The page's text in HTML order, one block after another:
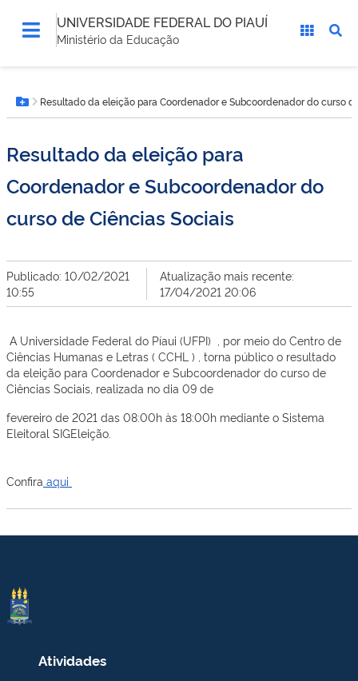
UNIVERSIDADE FEDERAL DO PIAUÍ
Ministério da Educação
está
aqui:Botão Menu
Resultado da eleição para Coordenador e Subcoordenador do curso
Resultado da eleição para
Coordenador e Subcoordenador do
curso de Ciências Sociais
Publicado: 10/02/2021
10:55
Atualização mais recente:
17/04/2021 20:06
A Universidade Federal do Píaui (UFPI) , por meio do Centro de
Ciências Humanas e Letras ( CCHL ) , torna público o resultado
da eleição para Coordenador e Subcoordenador do curso de
Ciências Sociais, realizada no dia 09 de
fevereiro de 2021 das 08:00h às 18:00h mediante o Sistema
Eleitoral SIGEleição.
Confira aqui
Atividades